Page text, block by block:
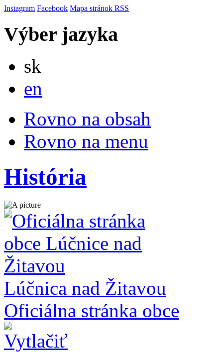
Instagram Facebook Mapa stránok RSS
Výber jazyka
sk
en
Rovno na obsah
Rovno na menu
História
Lúčnica nad Žitavou
Oficiálna stránka obce